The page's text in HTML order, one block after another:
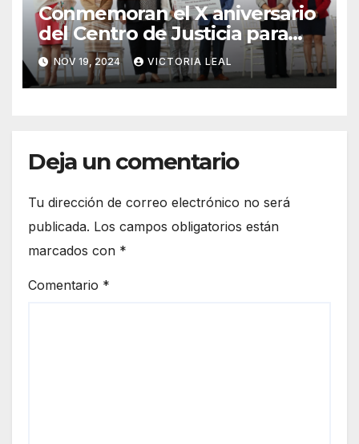
Conmemoran el X aniversario
del Centro de Justicia para
Mujeres de Hidalgo
NOV 19, 2024 VICTORIA LEAL
Deja un comentario
Tu dirección de correo electrónico no será
publicada. Los campos obligatorios están
marcados con *
Comentario *